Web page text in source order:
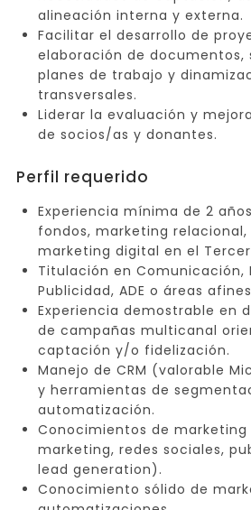
alineación interna y externa.
Facilitar el desarrollo de
elaboración de documentos,
planes de trabajo y
transversales.
Liderar la evaluación y
de socios/as y donantes.
Perfil requerido
Experiencia mínima de 2
fondos, marketing
marketing digital en el
Titulación en Comunicación,
Publicidad, ADE o áreas
Experiencia demostrable en
de campañas multicanal
captación y/o fidelización.
Manejo de CRM (valorable
y herramientas de
automatización.
Conocimientos de
marketing, redes sociales,
lead generation).
Conocimiento sólido de